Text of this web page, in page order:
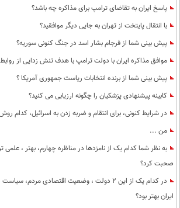
پاسخ ایران به تقاضای ترامپ برای مذاکره چه باشد؟
با انتقال پایتخت از تهران به جایی دیگر موافقید؟
پیش بینی شما از فرجام بشار اسد در جنگ کنونی سوریه؟
موافق مذاکره ایران با دولت ترامپ با هدف تنش زدایی از
پیش بینی شما از برنده انتخابات ریاست جمهوری آمریکا ؟
کابینه پیشنهادی پزشکیان را چگونه ارزیابی می کنید؟
در شرایط کنونی، برای انتقام و ضربه زدن به اسرائیل، کدام
من ...
به نظر شما کدام یک از نامزدها در مناظره چهارم، بهتر ، علمی
صحبت کرد؟
در کدام یک از این 2 دولت ، وضعیت اقتصادی مردم،
ایران بهتر بود؟